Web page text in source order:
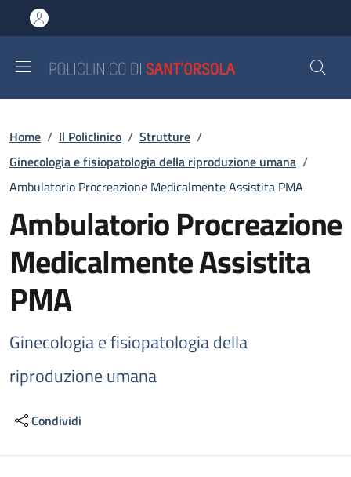
al contenuto principale
to footer content
Briciole di pane
Home / Il Policlinico / Strutture /
Ginecologia e fisiopatologia della riproduzione umana /
Ambulatorio Procreazione Medicalmente Assistita PMA
Ambulatorio Procreazione
Medicalmente Assistita
PMA
Ginecologia e fisiopatologia della
riproduzione umana
Condividi